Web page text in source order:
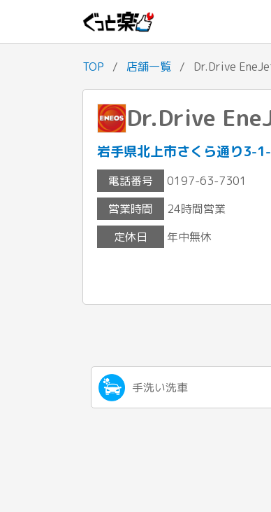
TOP / 店舗一覧 / Dr.Drive
Dr.Drive
岩手県北上市さくら通り3-
電話番号
0197-63-7301
営業時間
24時間営業
定休日
年中無休
手洗い洗車